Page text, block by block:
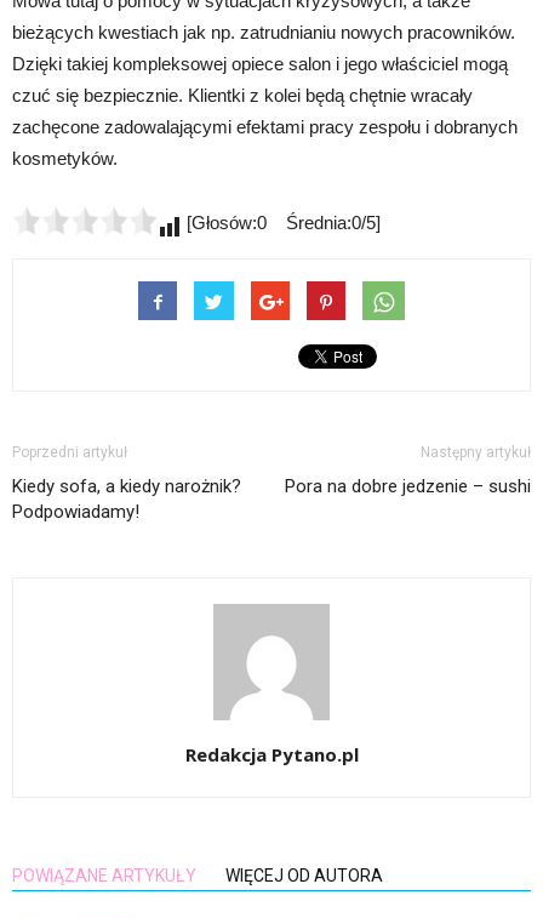
bieżących kwestiach jak np. zatrudnianiu nowych pracowników.
Dzięki takiej kompleksowej opiece salon i jego właściciel mogą
czuć się bezpiecznie. Klientki z kolei będą chętnie wracały
zachęcone zadowalającymi efektami pracy zespołu i dobranych
kosmetyków.
[Głosów:0 Średnia:0/5]
Poprzedni artykuł
Kiedy sofa, a kiedy narożnik?
Podpowiadamy!
Następny artykuł
Pora na dobre jedzenie – sushi
Redakcja Pytano.pl
POWIĄZANE ARTYKUŁY WIĘCEJ OD AUTORA